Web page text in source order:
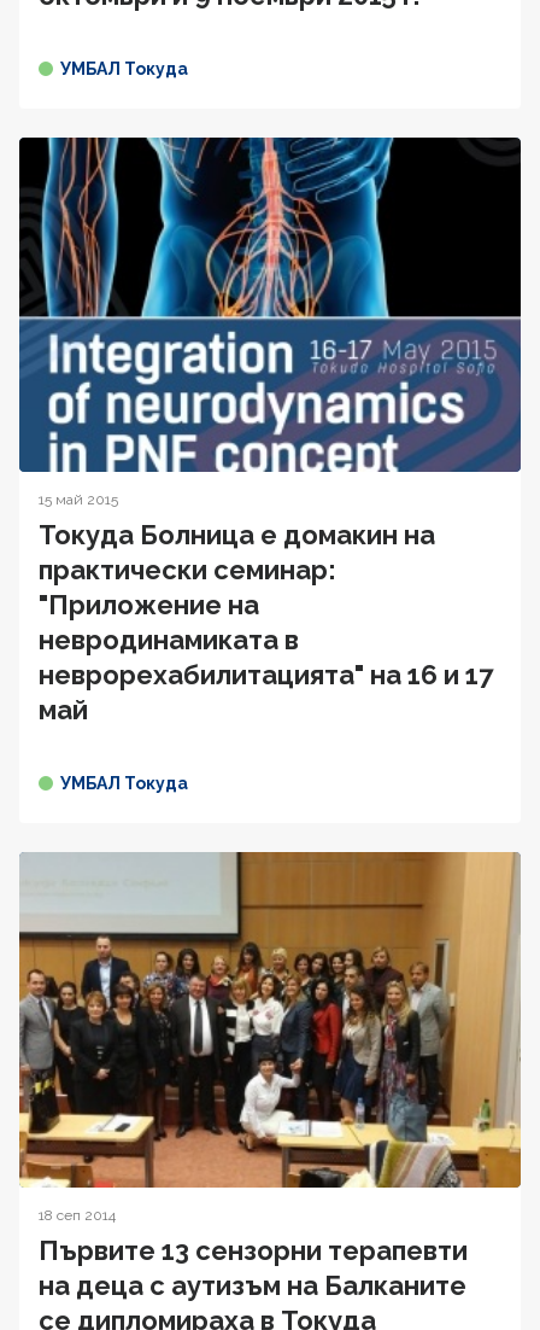
УМБАЛ Токуда
15 май 2015
Токуда Болница е домакин на
практически семинар:
"Приложение на
невродинамиката в
неврорехабилитацията" на 16 и 17
май
УМБАЛ Токуда
18 сеп 2014
Първите 13 сензорни терапевти
на деца с аутизъм на Балканите
се дипломираха в Токуда